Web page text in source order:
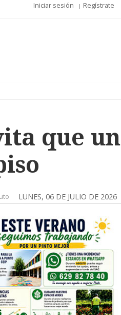
Iniciar sesión Regístrate
que un
LUNES, 06 DE JULIO DE 2026